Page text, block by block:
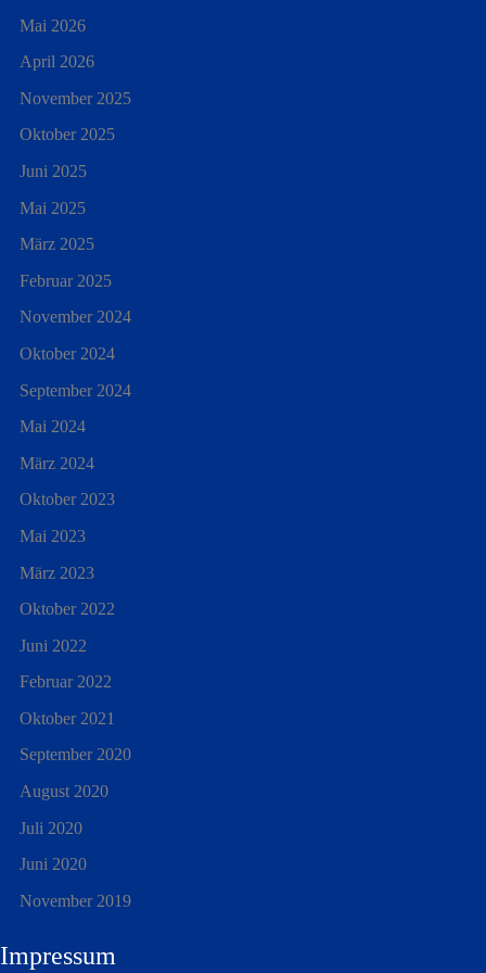
Mai 2026
April 2026
November 2025
Oktober 2025
Juni 2025
Mai 2025
März 2025
Februar 2025
November 2024
Oktober 2024
September 2024
Mai 2024
März 2024
Oktober 2023
Mai 2023
März 2023
Oktober 2022
Juni 2022
Februar 2022
Oktober 2021
September 2020
August 2020
Juli 2020
Juni 2020
November 2019
Impressum